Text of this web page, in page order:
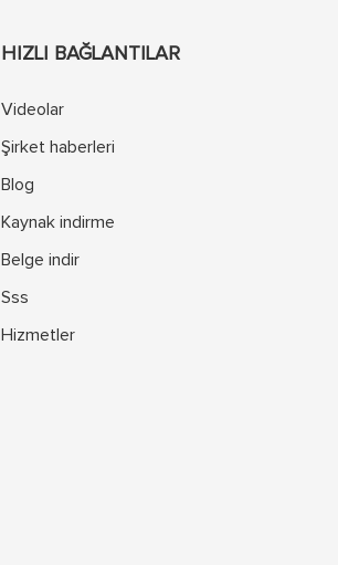
HIZLI BAĞLANTILAR
Videolar
Şirket haberleri
Blog
Kaynak indirme
Belge indir
Sss
Hizmetler